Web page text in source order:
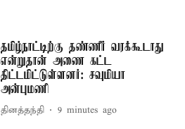
தமிழ்நாட்டிற்கு தண்ணீர் வரக்கூடாது
என்றுதான் அணை கட்ட
திட்டமிட்டுள்ளனர்: சவுமியா
அன்புமணி
தினத்தந்தி 9 minutes ago